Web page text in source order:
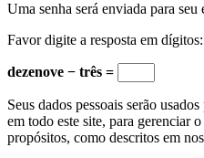
Uma senha será enviada para seu
Favor digite a resposta em dígitos:
dezenove − três =
Seus dados pessoais serão
em todo este site, para gerenciar
propósitos, como descritos em